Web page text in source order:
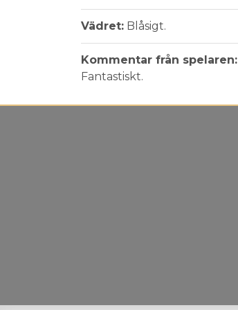
Vädret: Blåsigt.
Kommentar från spelaren:
Fantastiskt.